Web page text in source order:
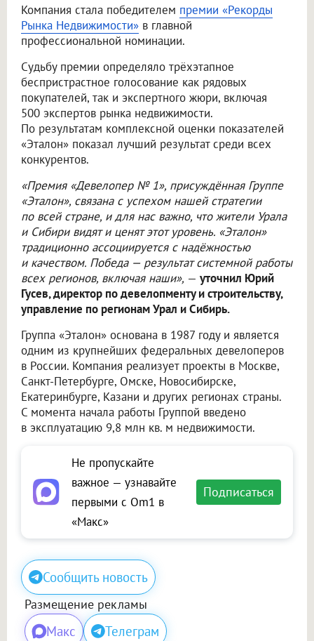
Компания стала победителем премии «Рекорды
Рынка Недвижимости» в главной
профессиональной номинации.
Судьбу премии определяло трёхэтапное
беспристрастное голосование как рядовых
покупателей, так и экспертного жюри, включая
500 экспертов рынка недвижимости.
По результатам комплексной оценки показателей
«Эталон» показал лучший результат среди всех
конкурентов.
«Премия «Девелопер № 1», присуждённая Группе
«Эталон», связана с успехом нашей стратегии
по всей стране, и для нас важно, что жители Урала
и Сибири видят и ценят этот уровень. «Эталон»
традиционно ассоциируется с надёжностью
и качеством. Победа — результат системной работы
всех регионов, включая наши», — уточнил Юрий
Гусев, директор по девелопменту и строительству,
управление по регионам Урал и Сибирь.
Группа «Эталон» основана в 1987 году и является
одним из крупнейших федеральных девелоперов
в России. Компания реализует проекты в Москве,
Санкт-Петербурге, Омске, Новосибирске,
Екатеринбурге, Казани и других регионах страны.
С момента начала работы Группой введено
в эксплуатацию 9,8 млн кв. м недвижимости.
Не пропускайте
важное — узнавайте
первыми с Om1 в
«Макс»
Подписаться
Сообщить новость
Размещение рекламы
Макс Телеграм